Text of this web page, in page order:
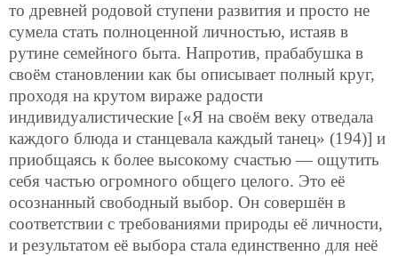
то древней родовой ступени развития и просто не
сумела стать полноценной личностью, истаяв в
рутине семейного быта. Напротив, прабабушка в
своём становлении как бы описывает полный круг,
проходя на крутом вираже радости
индивидуалистические [«Я на своём веку отведала
каждого блюда и станцевала каждый танец» (194)] и
приобщаясь к более высокому счастью — ощутить
себя частью огромного общего целого. Это её
осознанный свободный выбор. Он совершён в
соответствии с требованиями природы её личности,
и результатом её выбора стала единственно для неё